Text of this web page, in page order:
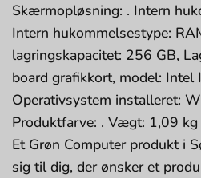
Skærmopløsning: . Intern
Intern hukommelsestype:
lagringskapacitet: 256 GB,
board grafikkort, model: Intel
Operativsystem installeret:
Produktfarve: . Vægt: 1,09 kg
Et Grøn Computer produkt i
sig til dig, der ønsker et